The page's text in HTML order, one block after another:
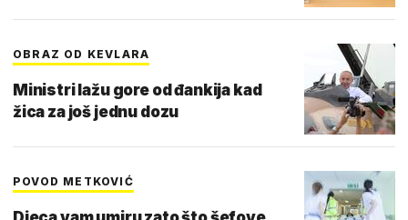
OBRAZ OD KEVLARA
Ministri lažu gore od đankija kad
žica za još jednu dozu
POVOD METKOVIĆ